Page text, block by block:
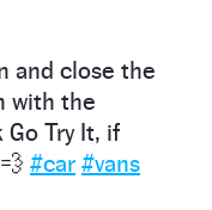
and close the
with the
Try It, if
#car #vans